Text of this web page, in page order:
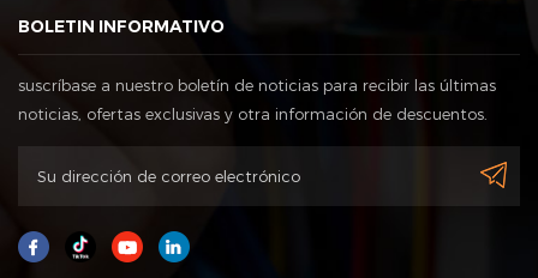
BOLETIN INFORMATIVO
suscríbase a nuestro boletín de noticias para recibir las últimas
noticias, ofertas exclusivas y otra información de descuentos.